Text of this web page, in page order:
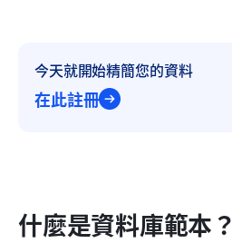
今天就開始精簡您的資料
在此註冊
什麼是資料庫範本？